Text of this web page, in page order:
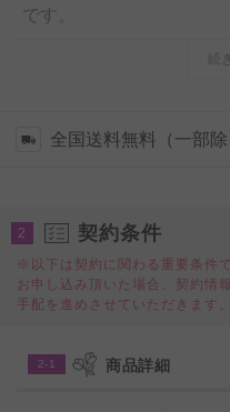
です。
少々厚みのある、金色の
勿論、法人間でのカジュ
贈答用ギフトとしてもご
◆デザイナー名 ：紙谷
続
全国送料無料（一部除
2 契約条件
※以下は契約に関わる重要条件で
お申し込み頂いた場合、契約情
手配を進めさせていただきます。
2-1 商品詳細